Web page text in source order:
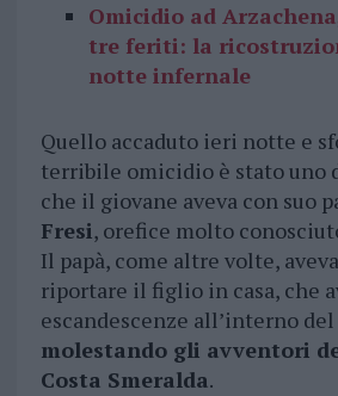
Omicidio ad
tre feriti: la
notte infernale
Quello accaduto ieri notte e
terribile omicidio è stato
che il giovane aveva con suo
Fresi, orefice molto
Il papà, come altre volte,
riportare il figlio in casa, che
escandescenze all’interno
molestando gli avventori
Costa Smeralda.